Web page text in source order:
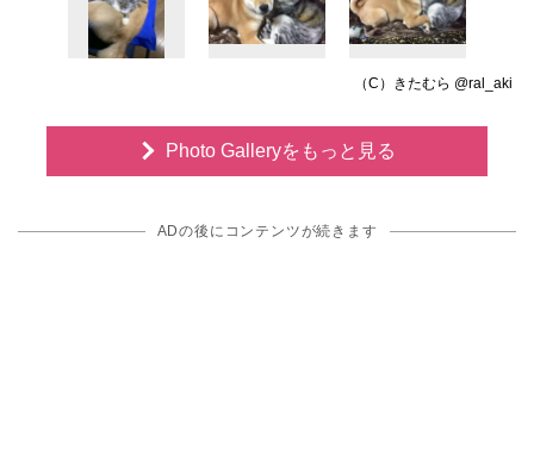
（C）きたむら @ral_aki
Photo Galleryをもっと見る
ADの後にコンテンツが続きます